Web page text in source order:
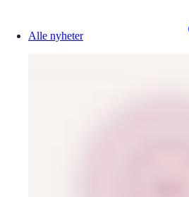
Alle nyheter